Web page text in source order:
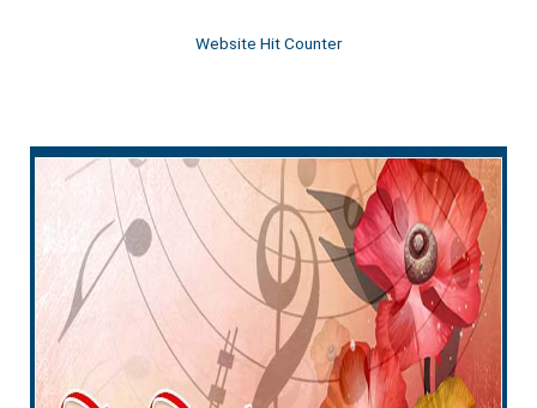
Website Hit Counter